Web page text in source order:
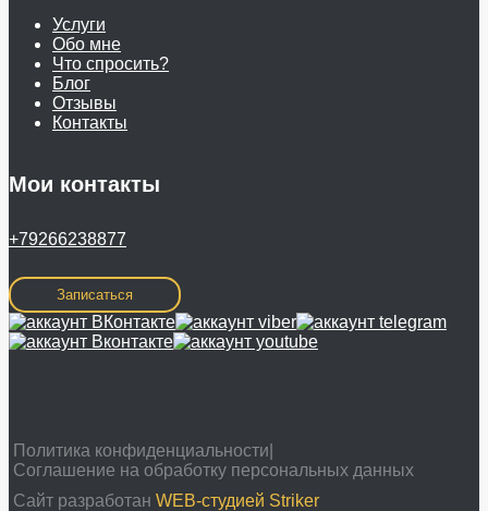
Услуги
Обо мне
Что спросить?
Блог
Отзывы
Контакты
Мои контакты
+79266238877
Записаться
Политика конфиденциальности|
Соглашение на обработку персональных данных
Сайт разработанWEB-студией Striker